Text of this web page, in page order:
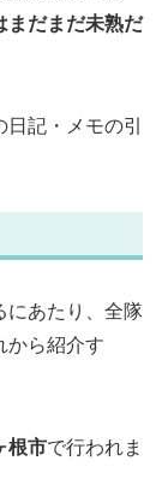
まだまだ未熟だ
記・メモの引
にあたり、全隊
から紹介す
根市で行われま